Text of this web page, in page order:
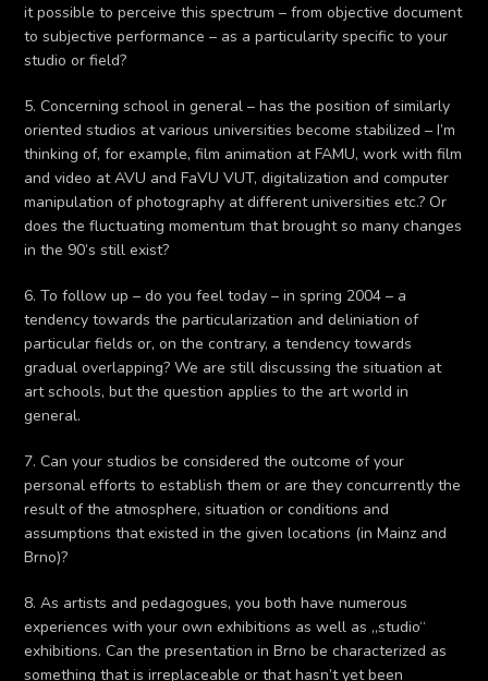
it possible to perceive this spectrum – from objective document
to subjective performance – as a particularity specific to your
studio or field?
5. Concerning school in general – has the position of similarly
oriented studios at various universities become stabilized – I’m
thinking of, for example, film animation at FAMU, work with film
and video at AVU and FaVU VUT, digitalization and computer
manipulation of photography at different universities etc.? Or
does the fluctuating momentum that brought so many changes
in the 90’s still exist?
6. To follow up – do you feel today – in spring 2004 – a
tendency towards the particularization and deliniation of
particular fields or, on the contrary, a tendency towards
gradual overlapping? We are still discussing the situation at
art schools, but the question applies to the art world in
general.
7. Can your studios be considered the outcome of your
personal efforts to establish them or are they concurrently the
result of the atmosphere, situation or conditions and
assumptions that existed in the given locations (in Mainz and
Brno)?
8. As artists and pedagogues, you both have numerous
experiences with your own exhibitions as well as „studio“
exhibitions. Can the presentation in Brno be characterized as
something that is irreplaceable or that hasn’t yet been